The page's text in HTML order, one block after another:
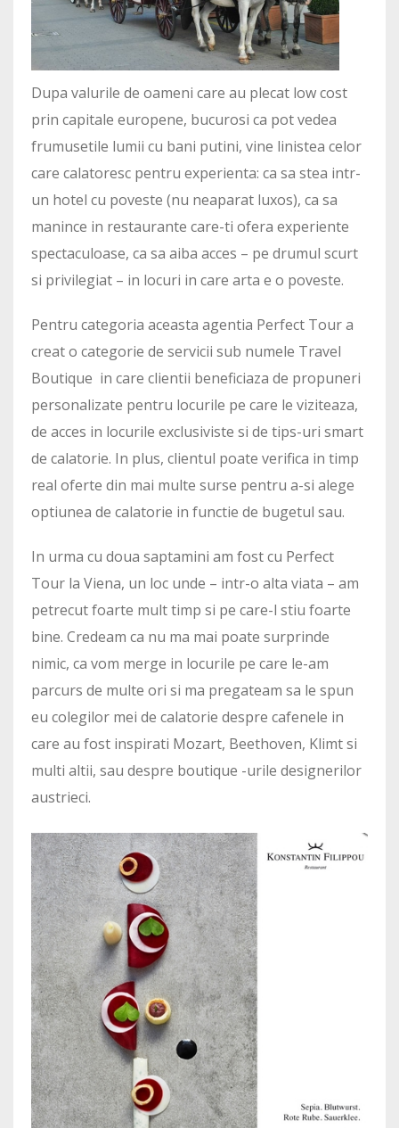
Dupa valurile de oameni care au plecat low cost
prin capitale europene, bucurosi ca pot vedea
frumusetile lumii cu bani putini, vine linistea celor
care calatoresc pentru experienta: ca sa stea intr-
un hotel cu poveste (nu neaparat luxos), ca sa
manince in restaurante care-ti ofera experiente
spectaculoase, ca sa aiba acces – pe drumul scurt
si privilegiat – in locuri in care arta e o poveste.
Pentru categoria aceasta agentia Perfect Tour a
creat o categorie de servicii sub numele Travel
Boutique in care clientii beneficiaza de propuneri
personalizate pentru locurile pe care le viziteaza,
de acces in locurile exclusiviste si de tips-uri smart
de calatorie. In plus, clientul poate verifica in timp
real oferte din mai multe surse pentru a-si alege
optiunea de calatorie in functie de bugetul sau.
In urma cu doua saptamini am fost cu Perfect
Tour la Viena, un loc unde – intr-o alta viata – am
petrecut foarte mult timp si pe care-l stiu foarte
bine. Credeam ca nu ma mai poate surprinde
nimic, ca vom merge in locurile pe care le-am
parcurs de multe ori si ma pregateam sa le spun
eu colegilor mei de calatorie despre cafenele in
care au fost inspirati Mozart, Beethoven, Klimt si
multi altii, sau despre boutique -urile designerilor
austrieci.